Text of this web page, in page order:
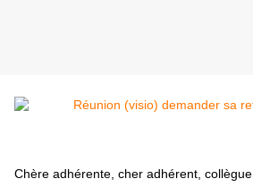
Chère adhérente, cher adhérent, collègue